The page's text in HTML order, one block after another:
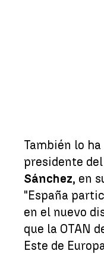
También lo
presidente
Sánchez, en
"España
en el nuevo
que la OTAN
Este de